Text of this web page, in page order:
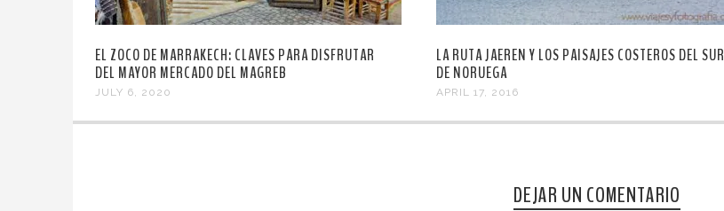
EL ZOCO DE MARRAKECH: CLAVES PARA DISFRUTAR
DEL MAYOR MERCADO DEL MAGREB
JULY 6, 2020
LA RUTA JAEREN Y LOS PAISAJES COSTEROS DEL SUR
DE NORUEGA
APRIL 17, 2016
DEJAR UN COMENTARIO